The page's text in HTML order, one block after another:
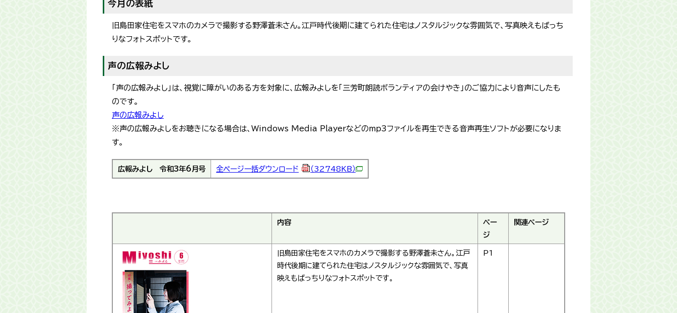
今月の表紙
旧島田家住宅をスマホのカメラで撮影する野澤蒼未さん。江戸時代後期に建てられた住宅はノスタルジックな雰囲気で、写真映えもばっち
りなフォトスポットです。
声の広報みよし
「声の広報みよし」は、視覚に障がいのある方を対象に、広報みよしを「三芳町朗読ボランティアの会けやき」のご協力により音声にしたも
のです。
声の広報みよし
※声の広報みよしをお聴きになる場合は、Windows Media Playerなどのmp3ファイルを再生できる音声再生ソフトが必要になりま
す。
広報みよし 令和3年6月号 全ページ一括ダウンロード （32748KB）
内容
ペー
ジ
関連ページ
旧島田家住宅をスマホのカメラで撮影する野澤蒼未さん。江戸
時代後期に建てられた住宅はノスタルジックな雰囲気で、写真
映えもばっちりなフォトスポットです。
P1